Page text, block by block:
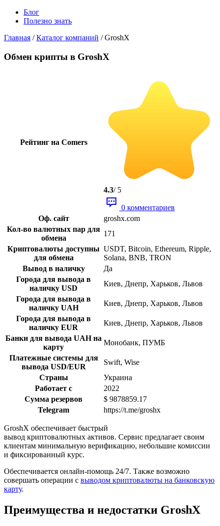
Блог
Полезно знать
Главная / Каталог компаний / GroshX
Обмен крипты в GroshX
Рейтинг на Comers
4.3/ 5
0 комментариев
Оф. сайт
groshx.com
Кол-во валютных пар для
обмена
171
Криптовалюты доступны
для обмена
USDT, Bitcoin, Ethereum, Ripple,
Solana, BNB, TRON
Вывод в наличку
Да
Города для вывода в
наличку USD
Киев, Днепр, Харьков, Львов
Города для вывода в
наличку UAH
Киев, Днепр, Харьков, Львов
Города для вывода в
наличку EUR
Киев, Днепр, Харьков, Львов
Банки для вывода UAH на
карту
Монобанк, ПУМБ
Платежные системы для
вывода USD/EUR
Swift, Wise
Страны
Украина
Работает с
2022
Сумма резервов
$ 9878859.17
Telegram
https://t.me/groshx
GroshX обеспечивает быстрый
вывод криптовалютных активов. Сервис предлагает своим
клиентам минимальную верификацию, небольшие комиссии
и фиксированный курс.
Обеспечивается онлайн-помощь 24/7. Также возможно
совершать операции с выводом криптовалюты на банковскую
карту.
Преимущества и недостатки GroshX